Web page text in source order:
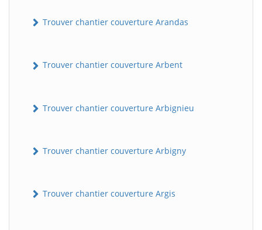
Trouver chantier couverture Arandas
Trouver chantier couverture Arbent
Trouver chantier couverture Arbignieu
Trouver chantier couverture Arbigny
Trouver chantier couverture Argis